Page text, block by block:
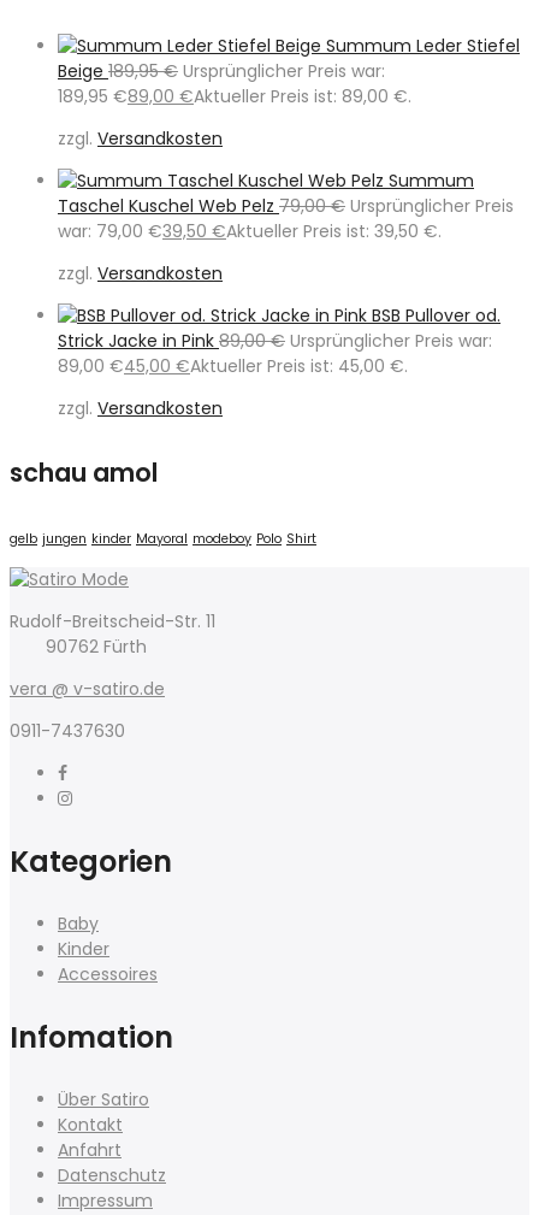
Summum Leder Stiefel
Beige 189,95€ Ursprünglicher Preis war:
189,95 €89,00 €Aktueller Preis ist: 89,00 €.
zzgl. Versandkosten
Summum
Taschel Kuschel Web Pelz 79,00€ Ursprünglicher Preis
war: 79,00 €39,50 €Aktueller Preis ist: 39,50 €.
zzgl. Versandkosten
BSB Pullover od.
Strick Jacke in Pink 89,00€ Ursprünglicher Preis war:
89,00 €45,00 €Aktueller Preis ist: 45,00 €.
zzgl. Versandkosten
schau amol
gelb jungen kinder Mayoral modeboy Polo Shirt
Rudolf-Breitscheid-Str. 11
90762 Fürth
vera @ v-satiro.de
0911-7437630
Kategorien
Baby
Kinder
Accessoires
Infomation
Über Satiro
Kontakt
Anfahrt
Datenschutz
Impressum